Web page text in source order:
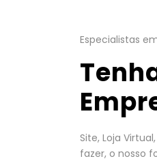
Especialistas
Site, Loja
fazer, o nosso